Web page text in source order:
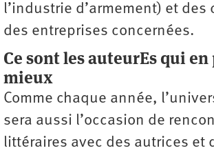
l’industrie d’armement) et des
des entreprises concernées.
Ce sont les auteurEs qui
mieux
Comme chaque année,
sera aussi l’occasion de
littéraires avec des autrices et